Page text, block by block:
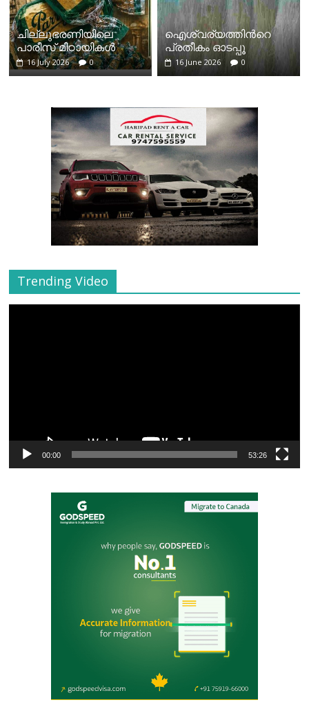
ചില്ലുഭരണിയിലെ
പാരീസ് മിഠായികള്‍
16 July 2026 0
ഐശ്വര്യത്തിന്‍റെ
പ്രതീകം ഓടപ്പൂ
16 June 2026 0
Trending Video
00:00 53:26